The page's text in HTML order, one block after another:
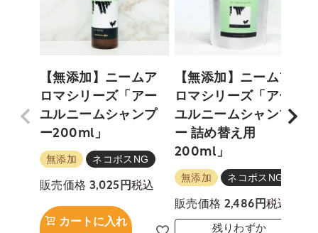
【無添加】ニームア
ロマシリーズ「アー
ユルニームシャンプ
ー200ml」
無添加 ネコポスNG
販売価格 3,025 税込
カートに入れ
【無添加】ニームア
ロマシリーズ「アー
ユルニームシャンプ
ー 詰め替え用
200ml」
無添加 ネコポスNG
販売価格 2,486 税込
残りわずか